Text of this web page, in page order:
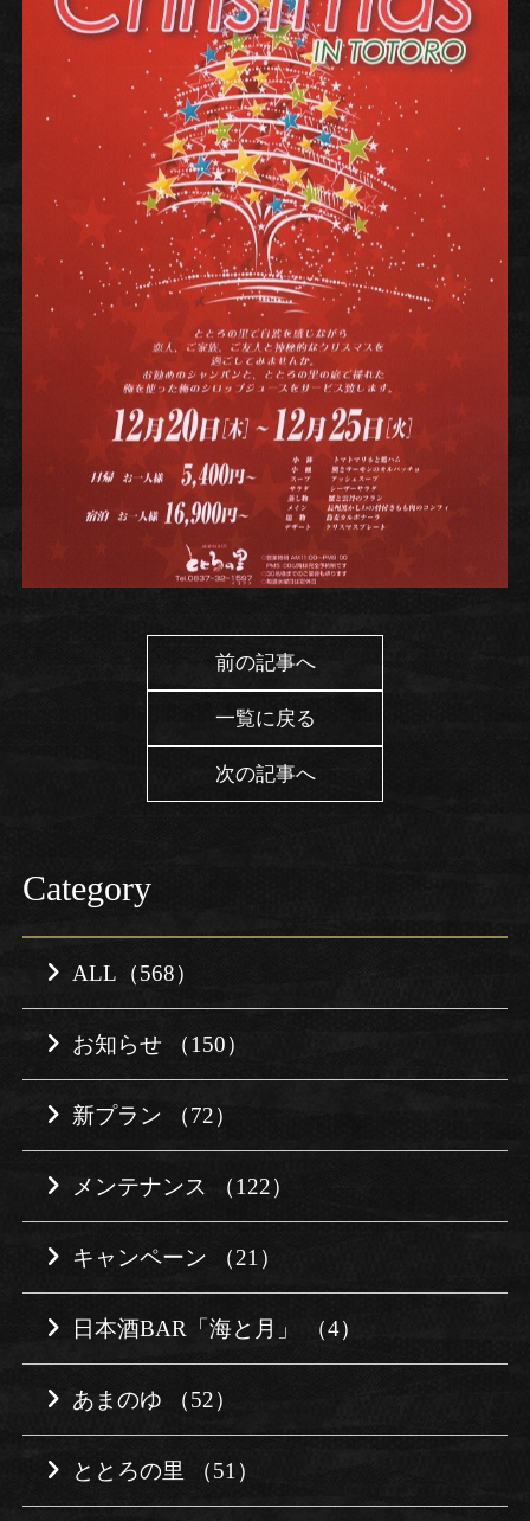
前の記事へ
一覧に戻る
次の記事へ
Category
ALL（568）
お知らせ （150）
新プラン （72）
メンテナンス （122）
キャンペーン （21）
日本酒BAR「海と月」 （4）
あまのゆ （52）
ととろの里 （51）